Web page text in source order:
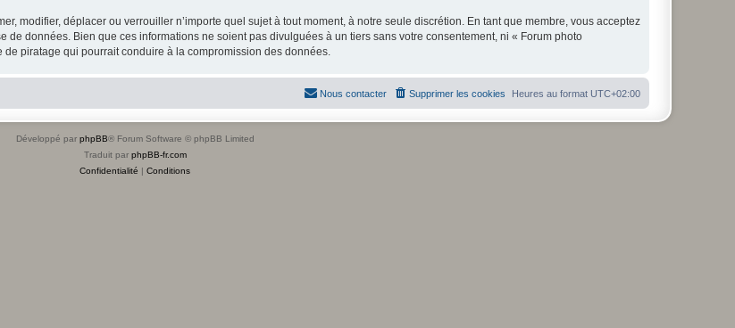
modifier, déplacer ou verrouiller n’importe quel sujet à tout moment, à notre seule discrétion. En tant que membre, vous acceptez
données. Bien que ces informations ne soient pas divulguées à un tiers sans votre consentement, ni « Forum photo
piratage qui pourrait conduire à la compromission des données.
Heures au format UTC+02:00
Supprimer les cookies
Nous contacter
Développé par phpBB® Forum Software © phpBB Limited
Traduit par phpBB-fr.com
Confidentialité | Conditions